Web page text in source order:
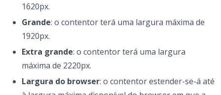
1620px.
Grande: o contentor terá uma largura máxima de
1920px.
Extra grande: o contentor terá uma largura
máxima de 2220px.
Largura do browser: o contentor estender-se-á até